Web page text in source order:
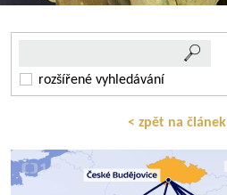
rozšířené vyhledávání
< zpět na článek